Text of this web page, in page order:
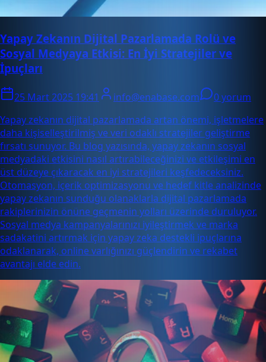
Yapay Zekanın Dijital Pazarlamada Rolü ve
Sosyal Medyaya Etkisi: En İyi Stratejiler ve
İpuçları
25 Mart 2025 19:41 info@enabase.com
0 yorum
Yapay zekanın dijital pazarlamada artan önemi, işletmelere
daha kişiselleştirilmiş ve veri odaklı stratejiler geliştirme
fırsatı sunuyor. Bu blog yazısında, yapay zekanın sosyal
medyadaki etkisini nasıl artırabileceğinizi ve etkileşimi en
üst düzeye çıkaracak en iyi stratejileri keşfedeceksiniz.
Otomasyon, içerik optimizasyonu ve hedef kitle analizinde
yapay zekanın sunduğu olanaklarla dijital pazarlamada
rakiplerinizin önüne geçmenin yolları üzerinde duruluyor.
Sosyal medya kampanyalarınızı iyileştirmek ve marka
sadakatini artırmak için yapay zeka destekli ipuçlarına
odaklanarak, online varlığınızı güçlendirin ve rekabet
avantajı elde edin.